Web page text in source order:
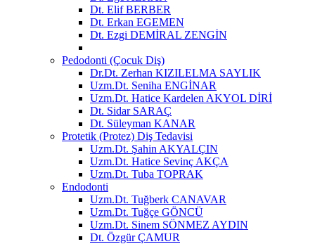
Dt. Elif BERBER
Dt. Erkan EGEMEN
Dt. Ezgi DEMİRAL ZENGİN
Pedodonti (Çocuk Diş)
Dr.Dt. Zerhan KIZILELMA SAYLIK
Uzm.Dt. Seniha ENGİNAR
Uzm.Dt. Hatice Kardelen AKYOL DİRİ
Dt. Sidar SARAÇ
Dt. Süleyman KANAR
Protetik (Protez) Diş Tedavisi
Uzm.Dt. Şahin AKYALÇIN
Uzm.Dt. Hatice Sevinç AKÇA
Uzm.Dt. Tuba TOPRAK
Endodonti
Uzm.Dt. Tuğberk CANAVAR
Uzm.Dt. Tuğçe GÖNCÜ
Uzm.Dt. Sinem SÖNMEZ AYDIN
Dt. Özgür ÇAMUR